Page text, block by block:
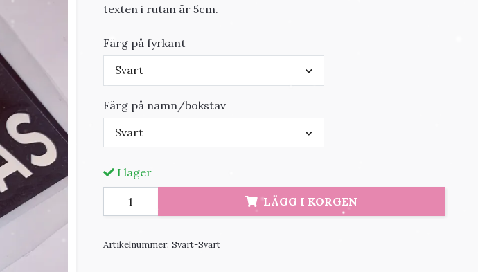
texten i rutan är 5cm.
Färg på fyrkant
Svart
Färg på namn/bokstav
Svart
I lager
LÄGG I KORGEN
Artikelnummer: Svart-Svart